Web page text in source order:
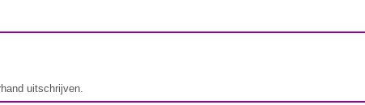
uitschrijven.